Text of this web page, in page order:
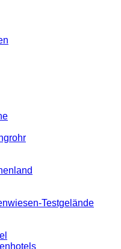
Testgelände